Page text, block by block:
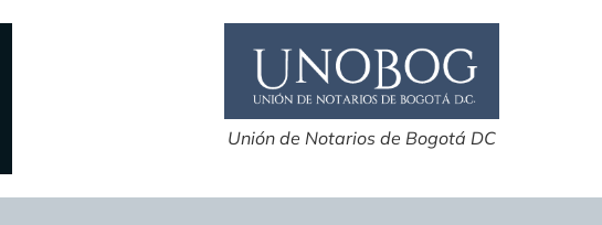
Unión de Notarios de Bogotá DC